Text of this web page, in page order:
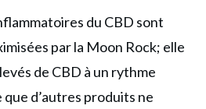
du CBD sont
par la Moon Rock; elle
de CBD à un rythme
d’autres produits ne